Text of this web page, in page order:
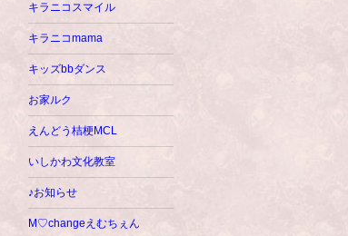
キラニコスマイル
キラニコmama
キッズbbダンス
お家ルク
えんどう桔梗MCL
いしかわ文化教室
♪お知らせ
M♡changeえむちぇん